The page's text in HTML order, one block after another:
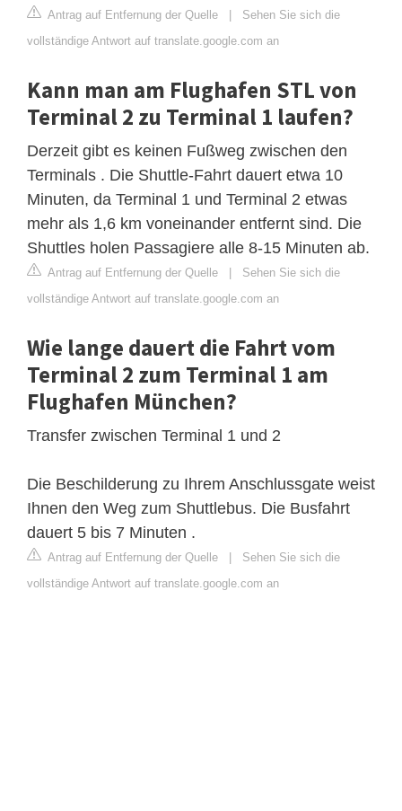
Antrag auf Entfernung der Quelle | Sehen Sie sich die
vollständige Antwort auf translate.google.com an
Kann man am Flughafen STL von
Terminal 2 zu Terminal 1 laufen?
Derzeit gibt es keinen Fußweg zwischen den
Terminals . Die Shuttle-Fahrt dauert etwa 10
Minuten, da Terminal 1 und Terminal 2 etwas
mehr als 1,6 km voneinander entfernt sind. Die
Shuttles holen Passagiere alle 8-15 Minuten ab.
Antrag auf Entfernung der Quelle | Sehen Sie sich die
vollständige Antwort auf translate.google.com an
Wie lange dauert die Fahrt vom
Terminal 2 zum Terminal 1 am
Flughafen München?
Transfer zwischen Terminal 1 und 2
Die Beschilderung zu Ihrem Anschlussgate weist
Ihnen den Weg zum Shuttlebus. Die Busfahrt
dauert 5 bis 7 Minuten .
Antrag auf Entfernung der Quelle | Sehen Sie sich die
vollständige Antwort auf translate.google.com an